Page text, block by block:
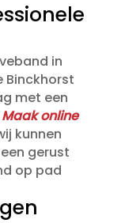
in
Binckhorst
met een
Maak online
kunnen
gerust
op pad